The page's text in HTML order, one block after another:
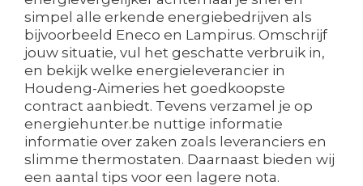
simpel alle erkende energiebedrijven als
bijvoorbeeld Eneco en Lampirus. Omschrijf
jouw situatie, vul het geschatte verbruik in,
en bekijk welke energieleverancier in
Houdeng-Aimeries het goedkoopste
contract aanbiedt. Tevens verzamel je op
energiehunter.be nuttige informatie
informatie over zaken zoals leveranciers en
slimme thermostaten. Daarnaast bieden wij
een aantal tips voor een lagere nota.